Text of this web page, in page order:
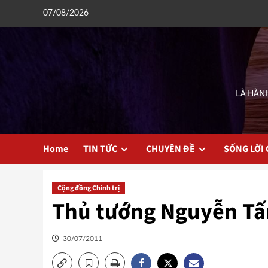
07/08/2026
LÀ
Home TIN TỨC CHUYÊN ĐỀ SỐNG LỜI
Cộng đồng Chính trị
Thủ tướng Nguyễn
30/07/2011